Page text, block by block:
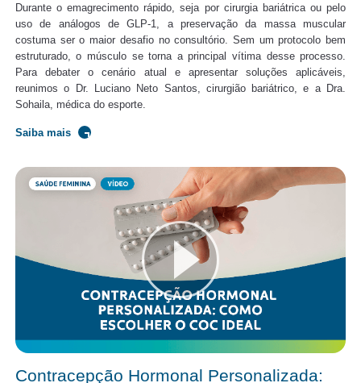
Durante o emagrecimento rápido, seja por cirurgia bariátrica ou pelo
uso de análogos de GLP-1, a preservação da massa muscular
costuma ser o maior desafio no consultório. Sem um protocolo bem
estruturado, o músculo se torna a principal vítima desse processo.
Para debater o cenário atual e apresentar soluções aplicáveis,
reunimos o Dr. Luciano Neto Santos, cirurgião bariátrico, e a Dra.
Sohaila, médica do esporte.
Saiba mais
Contracepção Hormonal Personalizada: